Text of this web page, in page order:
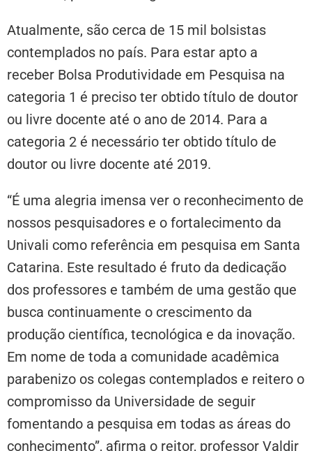
Atualmente, são cerca de 15 mil bolsistas
contemplados no país. Para estar apto a
receber Bolsa Produtividade em Pesquisa na
categoria 1 é preciso ter obtido título de doutor
ou livre docente até o ano de 2014. Para a
categoria 2 é necessário ter obtido título de
doutor ou livre docente até 2019.
“É uma alegria imensa ver o reconhecimento de
nossos pesquisadores e o fortalecimento da
Univali como referência em pesquisa em Santa
Catarina. Este resultado é fruto da dedicação
dos professores e também de uma gestão que
busca continuamente o crescimento da
produção científica, tecnológica e da inovação.
Em nome de toda a comunidade acadêmica
parabenizo os colegas contemplados e reitero o
compromisso da Universidade de seguir
fomentando a pesquisa em todas as áreas do
conhecimento”, afirma o reitor, professor Valdir